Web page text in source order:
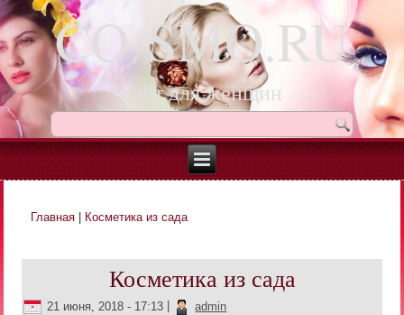
CO-SMO.RU
сайт для женщин
Вы здесь
Главная| Косметика из сада
Косметика из сада
21 июня, 2018 - 17:13 admin